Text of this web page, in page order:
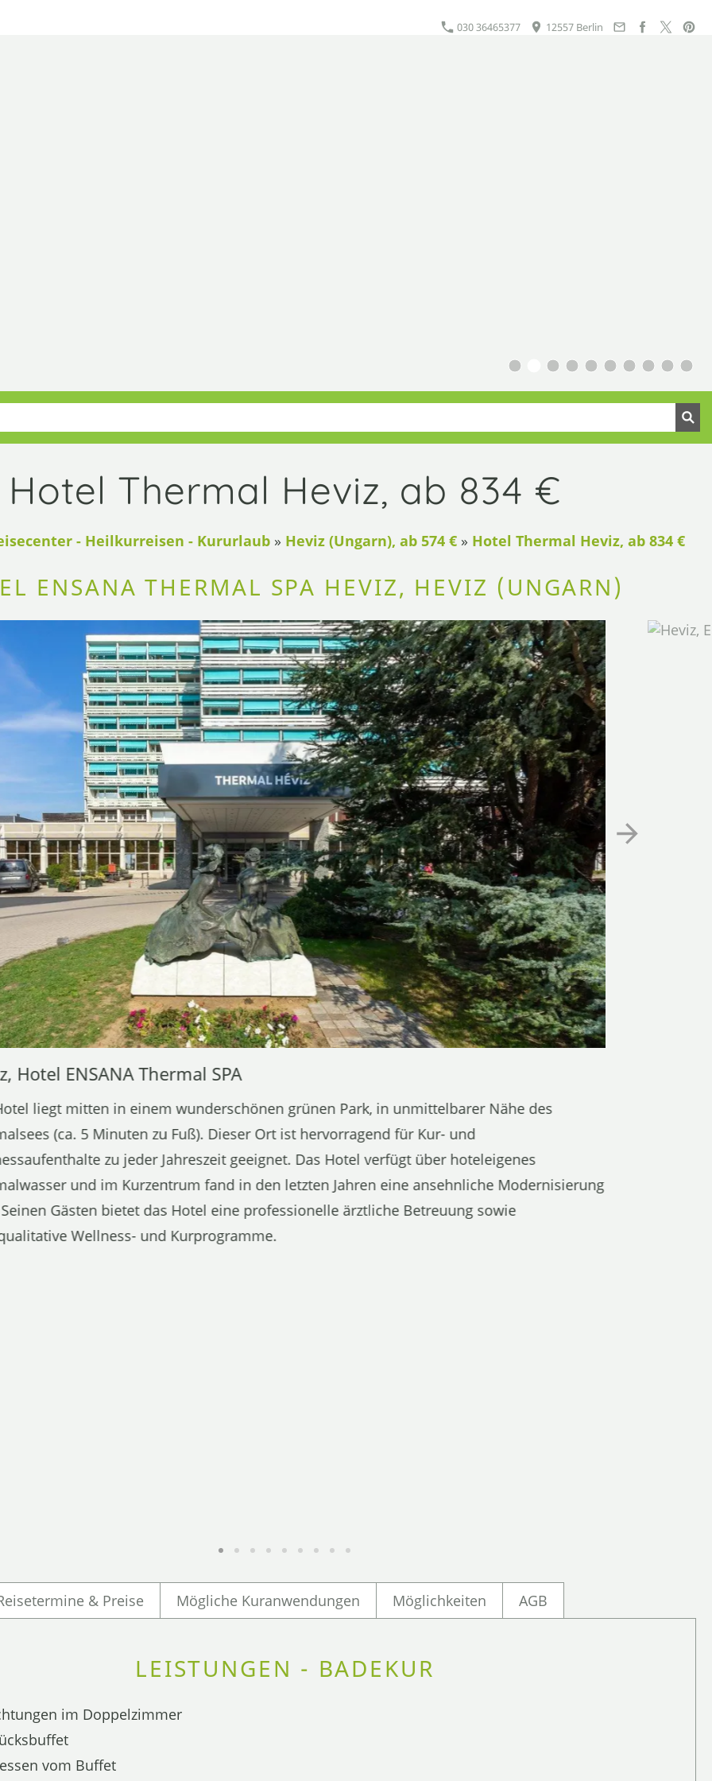
030 36465377 12557 Berlin
Hotel Thermal Heviz, ab 834 €
- Heilkurreisen - Kururlaub» Heviz (Ungarn), ab 574 €» Hotel Thermal Heviz, ab 834 €
ENSANA THERMAL SPA HEVIZ, HEVIZ (UNGARN)
Hotel ENSANA Thermal SPA
liegt mitten in einem wunderschönen grünen Park, in unmittelbarer Nähe des
(ca. 5 Minuten zu Fuß). Dieser Ort ist hervorragend für Kur- und
zu jeder Jahreszeit geeignet. Das Hotel verfügt über hoteleigenes
und im Kurzentrum fand in den letzten Jahren eine ansehnliche Modernisierung
Gästen bietet das Hotel eine professionelle ärztliche Betreuung sowie
Wellness- und Kurprogramme.
& Preise Mögliche Kuranwendungen Möglichkeiten AGB
LEISTUNGEN - BADEKUR
im Doppelzimmer
vom Buffet